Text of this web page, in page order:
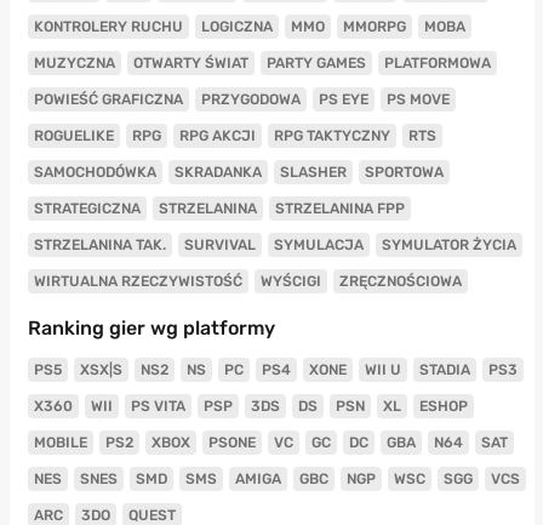
KONTROLERY RUCHU LOGICZNA MMO MMORPG MOBA
MUZYCZNA OTWARTY ŚWIAT PARTY GAMES PLATFORMOWA
POWIEŚĆ GRAFICZNA PRZYGODOWA PS EYE PS MOVE
ROGUELIKE RPG RPG AKCJI RPG TAKTYCZNY RTS
SAMOCHODÓWKA SKRADANKA SLASHER SPORTOWA
STRATEGICZNA STRZELANINA STRZELANINA FPP
STRZELANINA TAK. SURVIVAL SYMULACJA SYMULATOR ŻYCIA
WIRTUALNA RZECZYWISTOŚĆ WYŚCIGI ZRĘCZNOŚCIOWA
Ranking gier wg platformy
PS5 XSX|S NS2 NS PC PS4 XONE WII U STADIA PS3
X360 WII PS VITA PSP 3DS DS PSN XL ESHOP
MOBILE PS2 XBOX PSONE VC GC DC GBA N64 SAT
NES SNES SMD SMS AMIGA GBC NGP WSC SGG VCS
ARC 3DO QUEST